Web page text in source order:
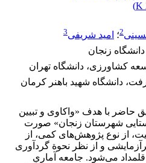
)
2؛ امید شریفی3
زنجان
کشاورزی، دانشگاه تهران
دانشگاه شهید باهنر کرمان
حاضر با هدف «واکاوی و تبیین
شهرستان زنجان» صورت
از نوع پژوهش‌های کمی، از
و از نظر نحوة گرد‌آوری
قلمداد می‌شود. جامعه آماریِ